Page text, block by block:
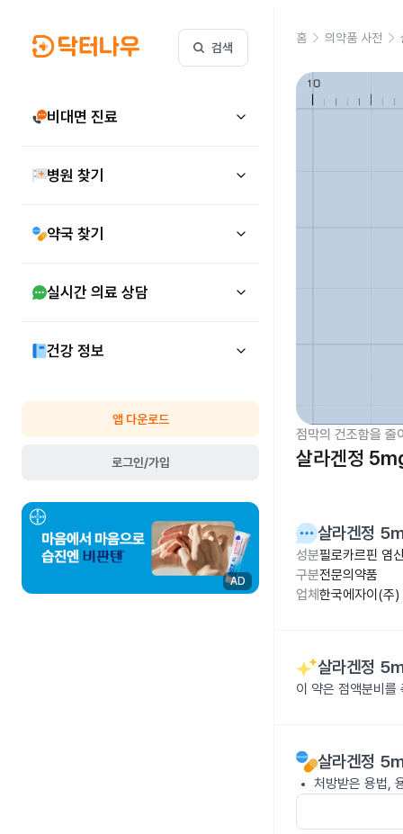
검색
비대면 진료
병원 찾기
약국 찾기
실시간 의료 상담
건강 정보
앱 다운로드
로그인/가입
AD
홈 의약품 사전
점막의 건조함을 줄
살라겐정
살라겐정
성분필로카르핀 염
구분전문의약품
업체 한국에자이(주)
살라겐정
이 약은 점액분비를
살라겐정
처방받은 용법,